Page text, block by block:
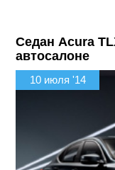
Седан Acura
автосалоне
10 июля '14